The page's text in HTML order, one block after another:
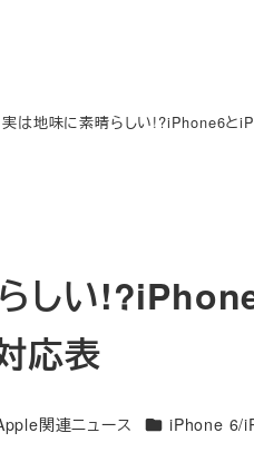
実は地味に素晴らしい!?iPhone6と
しい
応表
リー関連ニュース カテゴリー
iPhone 6/